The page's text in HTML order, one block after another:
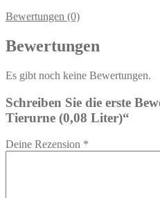
Bewertungen (0)
Bewertungen
Es gibt noch keine Bewertungen.
Schreiben Sie die erste
Tierurne (0,08 Liter)“
Deine Rezension *